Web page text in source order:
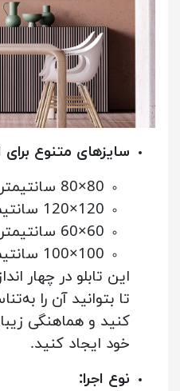
سایزهای متنوع
80×80 سانتیمتر
120×120 سانتیمتر
60×60 سانتیمتر
100×100 سانتیمتر
این تابلو در چهار
تا بتوانید آن را
کنید و هماهنگی
خود ایجاد کنید.
نوع اجرا: